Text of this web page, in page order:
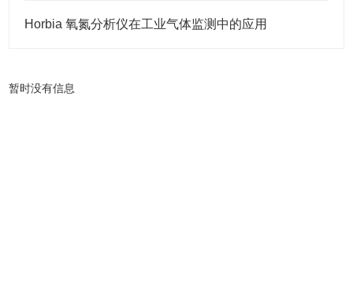
Horbia 氧氮分析仪在工业气体监测中的应用
暂时没有信息